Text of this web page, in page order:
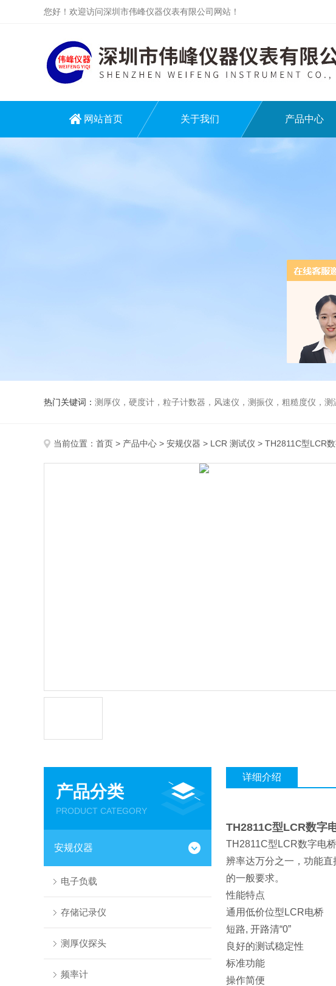
您好！欢迎访问深圳市伟峰仪器仪表有限公司网站！
网站首页 关于我们 产品中心
热门关键词： 测厚仪，硬度计，粒子计数器，风速仪，测振仪，粗糙度仪，测
当前位置： 首页 > 产品中心 > 安规仪器 > LCR 测试仪 > TH2811C型LCR
产品分类
PRODUCT CATEGORY
安规仪器
电子负载
存储记录仪
测厚仪探头
频率计
详细介绍
TH2811C型LCR数字
TH2811C型LCR数字电
辨率达万分之一，功能
的一般要求。
性能特点
通用低价位型LCR电桥
短路, 开路清“0”
良好的测试稳定性
标准功能
操作简便